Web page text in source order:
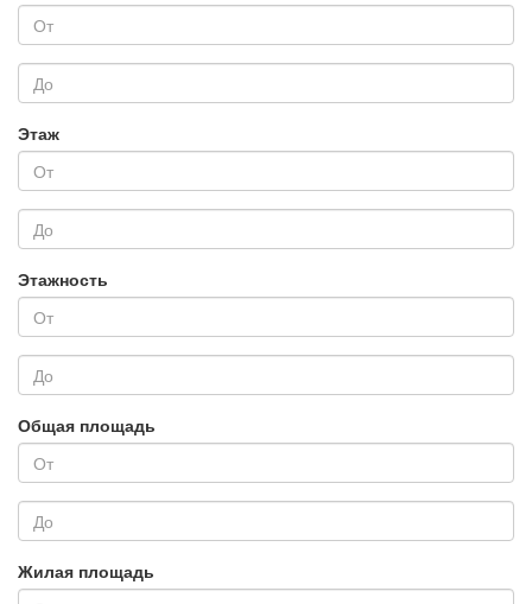
Этаж
Этажность
Общая площадь
Жилая площадь